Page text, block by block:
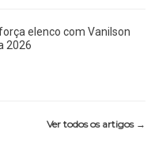
elenco com Vanilson
2026
Ver todos os artigos →